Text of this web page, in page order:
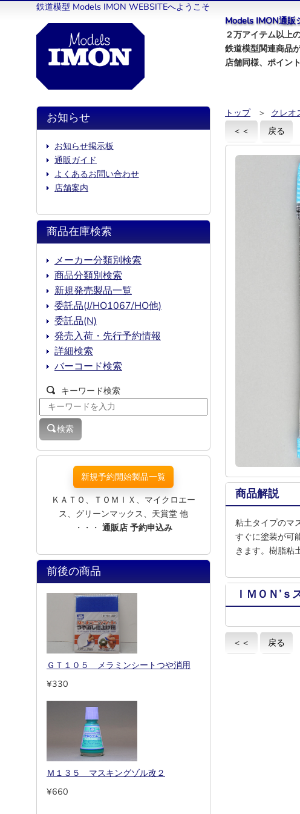
鉄道模型 Models IMON WEBSITEへようこそ
Models IMON通販
２万アイテム以上
鉄道模型関連商品
店舗同様、ポイン
トップ ＞ クレオ
＜＜
戻る
商品解説
粘土タイプのマ
すぐに塗装が可
きます。樹脂粘
ＩＭＯＮ’
＜＜ 戻る
お知らせ
お知らせ掲示板
通販ガイド
よくあるお問い合わせ
店舗案内
商品在庫検索
メーカー分類別検索
商品分類別検索
新規発売製品一覧
委託品(J/HO1067/HO他)
委託品(N)
発売入荷・先行予約情報
詳細検索
バーコード検索
キーワード検索
検索
新規予約開始製品一覧
ＫＡＴＯ、ＴＯＭＩＸ、マイクロエー
ス、グリーンマックス、天賞堂 他
・・・ 通販店 予約申込み
前後の商品
ＧＴ１０５ メラミンシートつや消用
¥330
Ｍ１３５ マスキングゾル改２
¥660